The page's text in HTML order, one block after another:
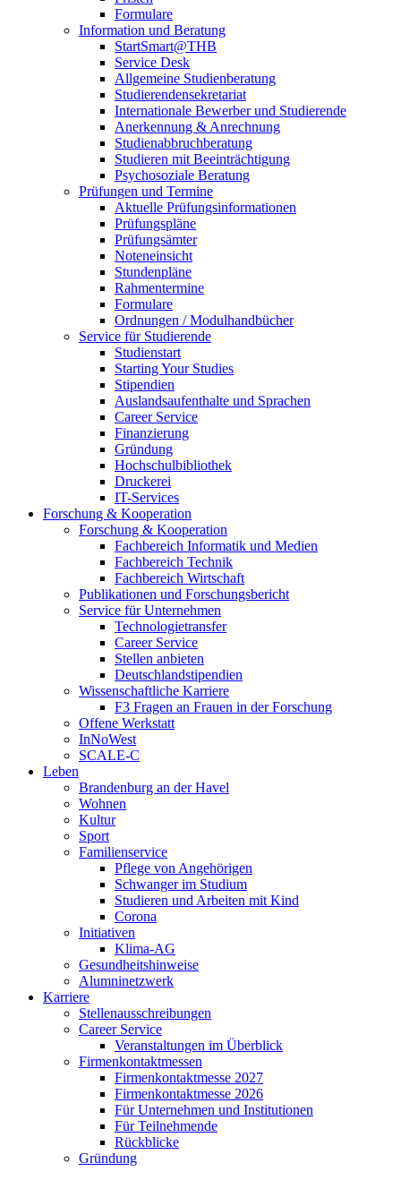
Formulare
Information und Beratung
StartSmart@THB
Service Desk
Allgemeine Studienberatung
Studierendensekretariat
Internationale Bewerber und Studierende
Anerkennung & Anrechnung
Studienabbruchberatung
Studieren mit Beeinträchtigung
Psychosoziale Beratung
Prüfungen und Termine
Aktuelle Prüfungsinformationen
Prüfungspläne
Prüfungsämter
Noteneinsicht
Stundenpläne
Rahmentermine
Formulare
Ordnungen / Modulhandbücher
Service für Studierende
Studienstart
Starting Your Studies
Stipendien
Auslandsaufenthalte und Sprachen
Career Service
Finanzierung
Gründung
Hochschulbibliothek
Druckerei
IT-Services
Forschung & Kooperation
Forschung & Kooperation
Fachbereich Informatik und Medien
Fachbereich Technik
Fachbereich Wirtschaft
Publikationen und Forschungsbericht
Service für Unternehmen
Technologietransfer
Career Service
Stellen anbieten
Deutschlandstipendien
Wissenschaftliche Karriere
F3 Fragen an Frauen in der Forschung
Offene Werkstatt
InNoWest
SCALE-C
Leben
Brandenburg an der Havel
Wohnen
Kultur
Sport
Familienservice
Pflege von Angehörigen
Schwanger im Studium
Studieren und Arbeiten mit Kind
Corona
Initiativen
Klima-AG
Gesundheitshinweise
Alumninetzwerk
Karriere
Stellenausschreibungen
Career Service
Veranstaltungen im Überblick
Firmenkontaktmessen
Firmenkontaktmesse 2027
Firmenkontaktmesse 2026
Für Unternehmen und Institutionen
Für Teilnehmende
Rückblicke
Gründung